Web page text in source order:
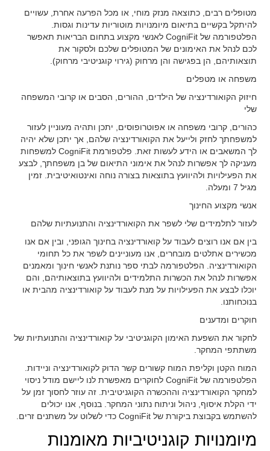
מטופלים רבים, כתוצאה מנזק מוחי, או מכל הפרעה אחרת, עשויים
להיתקל בקשיים בתיאום מיומנויות מוטוריות עדינות וגסות.
הפלטפורמה של CogniFit לאנשי מקצוע בתחום הבריאות תאפשר
לכם לנהל את האימונים של המטופלים שלכם ולסקור את
תוצאותיהם, הן בפגישה והן מרחוק (גירוי קוגניטיבי מרחוק).
משפחה או מטפלים
חיזוק הקואורדינציה של הילדים, ההורים, הסבים או קרובי המשפחה
שלי
כהורים, קרובי משפחה או אפוטרופוסים, יתכן ותהיה מעוניין לעזור
למשפחתך לחזק ולייעל את הקואורדינציה שלהם, אך יתכן שלא יהיה
לך המשאבים או הידע לעשות זאת. פלטפורמת CogniFit למשפחות
מעניקה לך אפשרות לנהל את אימוני התיאום של בן משפחתך, לבצע
את הפעילויות ולהיוועץ בתוצאות בצורה נוחה ואינטואיטיבית. זמין
מגיל 7 ומעלה.
אנשי מקצוע החינוך
לעזור לתלמידים שלי לשפר את הקואורדינציה והתנועתיות שלהם
בין אם אנו רוצים לעבוד על קואורדינציה בחינוך הגופני, ובין אם אנו
מכשירים אתלטים מובחרים, אנו מעוניינים לשפר את כל תחומי
הקואורדינציה. הפלטפורמה לבתי ספר נותנת לאנשי חינוך ומאמנים
אפשרות לנהל את הכשרות התלמידים ולהיוועץ בתוצאותיהם, והם
יוכלו לבצע את הפעילויות על מנת לעבוד על קואורדינציה מהבית או
בנוכחותנו.
חוקרים ומדענים
לחקור את השפעת האימון הקוגניטיבי על קואורדינציה והתנועתיות של
משתתפי המחקר.
המוח הקטן וקליפת המוח קשורים קשר הדוק לקואורדינציה וניידות.
הפלטפורמה של CogniFit לחוקרים מאפשרת לנו ליישם מודל ניסוי
למחקר הקואורדינציה וההכשרה הקוגניטיבית. זה עוזר לחסוך זמן על
ידי הקלת איסוף, ניהול וניתוח נתוני המחקר. בנוסף, אנו יכולים
להשתמש בקבוצת ביקורת של CogniFit כדי לשלוט על משתנים זרים.
מיומנויות קוגניטיביות מאומנות